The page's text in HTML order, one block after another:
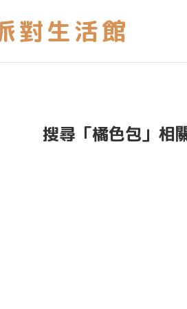
搜尋「橘色包」相